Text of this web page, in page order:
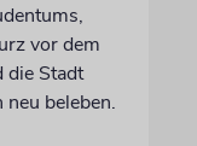
vor dem
die Stadt
beleben.